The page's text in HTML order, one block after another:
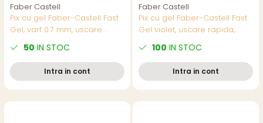
Faber Castell
Pix cu gel Faber-Castell Fast
Gel, varf 0.7 mm, uscare
scriere confortabila
50 IN STOC
Intra in cont
Faber Castell
Pix cu gel Faber-Castell Fast
Gel violet, uscare rapida,
100 IN STOC
Intra in cont